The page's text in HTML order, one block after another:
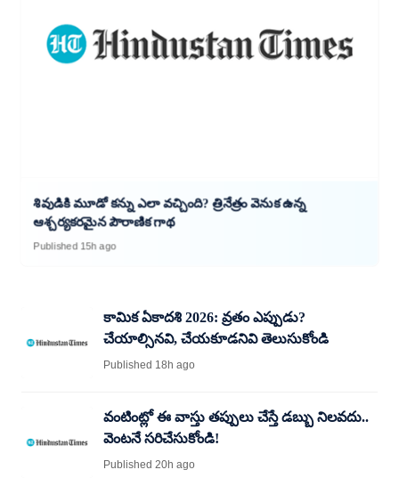
శివుడికి మూడో కన్ను ఎలా వచ్చింది? త్రినేత్రం వెనుక ఉన్న
ఆశ్చర్యకరమైన పౌరాణిక గాథ
Published 15h ago
కామిక ఏకాదశి 2026: వ్రతం ఎప్పుడు?
చేయాల్సినవి, చేయకూడనివి తెలుసుకోండి
Published 18h ago
వంటింట్లో ఈ వాస్తు తప్పులు చేస్తే డబ్బు నిలవదు..
వెంటనే సరిచేసుకోండి!
Published 20h ago